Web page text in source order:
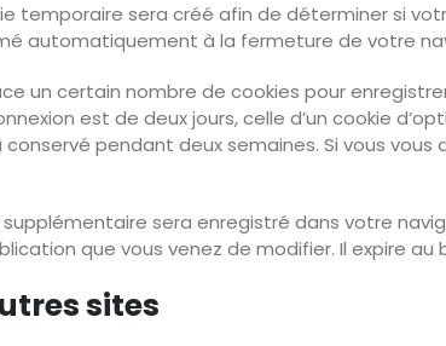
temporaire sera créé afin de déterminer si
automatiquement à la fermeture de votre
un certain nombre de cookies pour
est de deux jours, celle d’un cookie
conservé pendant deux semaines. Si vous
sera enregistré dans votre
que vous venez de modifier. Il expire au
sites